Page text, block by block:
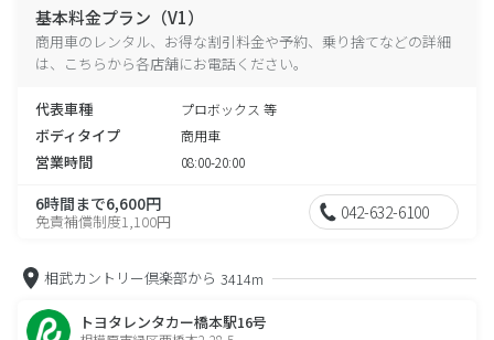
基本料金プラン（V1）
商用車のレンタル、お得な割引料金や予約、乗り捨てなどの詳細
は、こちらから各店舗にお電話ください。
代表車種 プロボックス 等
ボディタイプ 商用車
営業時間 08:00-20:00
6時間まで6,600円
免責補償制度1,100円 042-632-6100
相武カントリー倶楽部から 3414m
トヨタレンタカー橋本駅16号